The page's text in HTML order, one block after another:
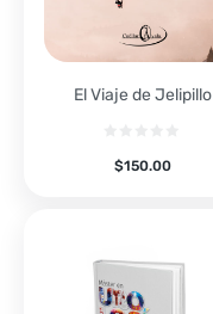
El Viaje de Jelipillo
$150.00